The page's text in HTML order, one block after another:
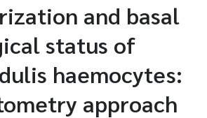
and basal
status of
haemocytes:
approach